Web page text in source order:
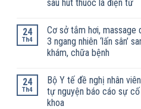
sau hút thuốc lá điện tử
24
Th4
Cơ sở tắm hơi, massage
3 ngang nhiên ‘lấn sân’
khám, chữa bệnh
24
Th4
Bộ Y tế đề nghị nhân
tự nguyện báo cáo sự
khoa